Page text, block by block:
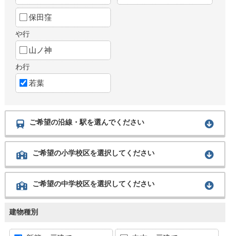
保田窪
や行
山ノ神
わ行
若葉
ご希望の沿線・駅を選んでください
ご希望の小学校区を選択してください
ご希望の中学校区を選択してください
建物種別